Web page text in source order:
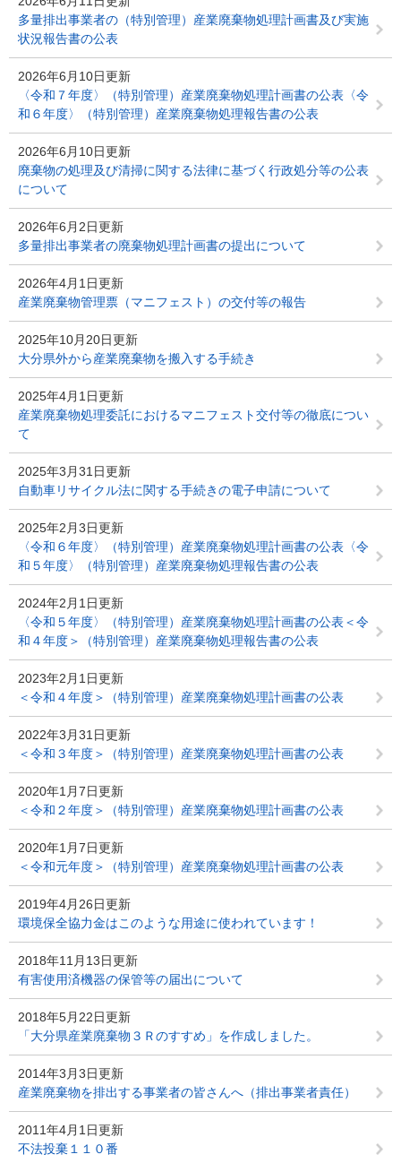
多量排出事業者の（特別管理）産業廃棄物処理計画書及び実施
状況報告書の公表
2026年6月10日更新
〈令和７年度〉（特別管理）産業廃棄物処理計画書の公表〈令
和６年度〉（特別管理）産業廃棄物処理報告書の公表
2026年6月10日更新
廃棄物の処理及び清掃に関する法律に基づく行政処分等の公表
について
2026年6月2日更新
多量排出事業者の廃棄物処理計画書の提出について
2026年4月1日更新
産業廃棄物管理票（マニフェスト）の交付等の報告
2025年10月20日更新
大分県外から産業廃棄物を搬入する手続き
2025年4月1日更新
産業廃棄物処理委託におけるマニフェスト交付等の徹底につい
て
2025年3月31日更新
自動車リサイクル法に関する手続きの電子申請について
2025年2月3日更新
〈令和６年度〉（特別管理）産業廃棄物処理計画書の公表〈令
和５年度〉（特別管理）産業廃棄物処理報告書の公表
2024年2月1日更新
〈令和５年度〉（特別管理）産業廃棄物処理計画書の公表＜令
和４年度＞（特別管理）産業廃棄物処理報告書の公表
2023年2月1日更新
＜令和４年度＞（特別管理）産業廃棄物処理計画書の公表
2022年3月31日更新
＜令和３年度＞（特別管理）産業廃棄物処理計画書の公表
2020年1月7日更新
＜令和２年度＞（特別管理）産業廃棄物処理計画書の公表
2020年1月7日更新
＜令和元年度＞（特別管理）産業廃棄物処理計画書の公表
2019年4月26日更新
環境保全協力金はこのような用途に使われています！
2018年11月13日更新
有害使用済機器の保管等の届出について
2018年5月22日更新
「大分県産業廃棄物３Ｒのすすめ」を作成しました。
2014年3月3日更新
産業廃棄物を排出する事業者の皆さんへ（排出事業者責任）
2011年4月1日更新
不法投棄１１０番